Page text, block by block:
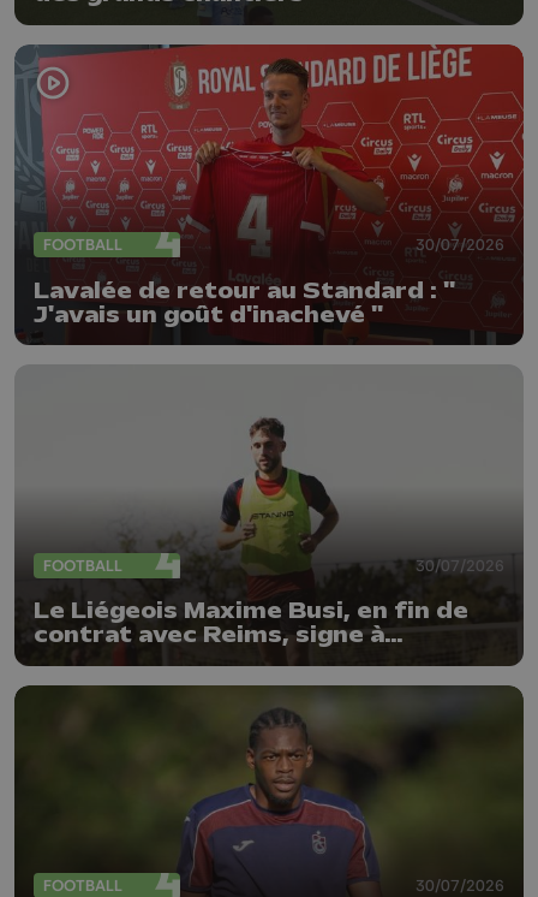
FOOTBALL 30/07/2026
Lavalée de retour au Standard : "
J'avais un goût d'inachevé "
FOOTBALL 30/07/2026
Le Liégeois Maxime Busi, en fin de
contrat avec Reims, signe à
FOOTBALL 30/07/2026